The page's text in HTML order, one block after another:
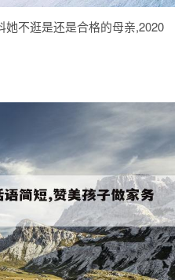
不逛是还是合格的母亲,2020